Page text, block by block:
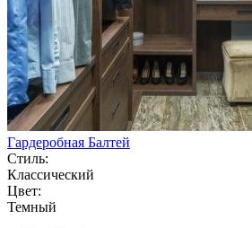
Гардеробная Балтей
Стиль:
Классический
Цвет:
Темный